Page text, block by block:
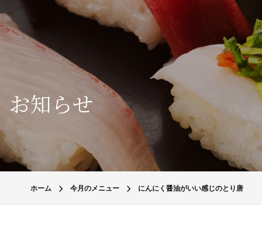
お知らせ
ホーム 今月のメニュー にんにく醤油がいい感じのとり唐